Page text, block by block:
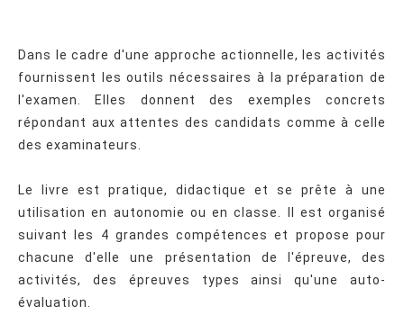
Dans le cadre d'une approche actionnelle, les activités
fournissent les outils nécessaires à la préparation de
l'examen. Elles donnent des exemples concrets
répondant aux attentes des candidats comme à celle
des examinateurs.
Le livre est pratique, didactique et se prête à une
utilisation en autonomie ou en classe. Il est organisé
suivant les 4 grandes compétences et propose pour
chacune d'elle une présentation de l'épreuve, des
activités, des épreuves types ainsi qu'une auto-
évaluation.